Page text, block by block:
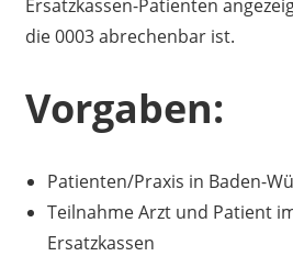
Ersatzkassen-Patienten
die 0003 abrechenbar ist.
Vorgaben:
Patienten/Praxis in Baden-
Teilnahme Arzt und Patient
Ersatzkassen